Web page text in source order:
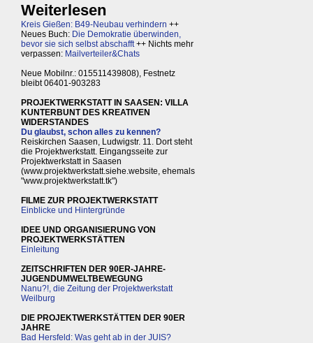
Weiterlesen
Kreis Gießen: B49-Neubau verhindern ++
Neues Buch: Die Demokratie überwinden,
bevor sie sich selbst abschafft++ Nichts mehr
verpassen: Mailverteiler&Chats
Neue Mobilnr.: 015511439808), Festnetz
bleibt 06401-903283
PROJEKTWERKSTATT IN SAASEN: VILLA
KUNTERBUNT DES KREATIVEN
WIDERSTANDES
Du glaubst, schon alles zu kennen?
Reiskirchen Saasen, Ludwigstr. 11. Dort steht
die Projektwerkstatt. Eingangsseite zur
Projektwerkstatt in Saasen
(www.projektwerkstatt.siehe.website, ehemals
"www.projektwerkstatt.tk")
FILME ZUR PROJEKTWERKSTATT
Einblicke und Hintergründe
IDEE UND ORGANISIERUNG VON
PROJEKTWERKSTÄTTEN
Einleitung
ZEITSCHRIFTEN DER 90ER-JAHRE-
JUGENDUMWELTBEWEGUNG
Nanu?!, die Zeitung der Projektwerkstatt
Weilburg
DIE PROJEKTWERKSTÄTTEN DER 90ER
JAHRE
Bad Hersfeld: Was geht ab in der JUIS?